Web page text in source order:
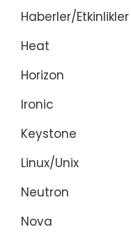
Haberler/Etkinlikler
Heat
Horizon
Ironic
Keystone
Linux/Unix
Neutron
Nova